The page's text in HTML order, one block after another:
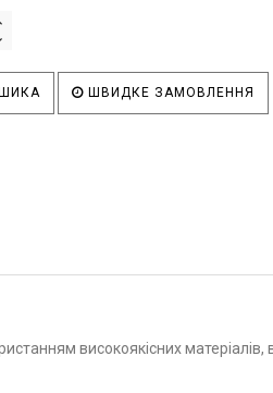
ШВИДКЕ ЗАМОВЛЕННЯ
високоякісних матеріалів, в